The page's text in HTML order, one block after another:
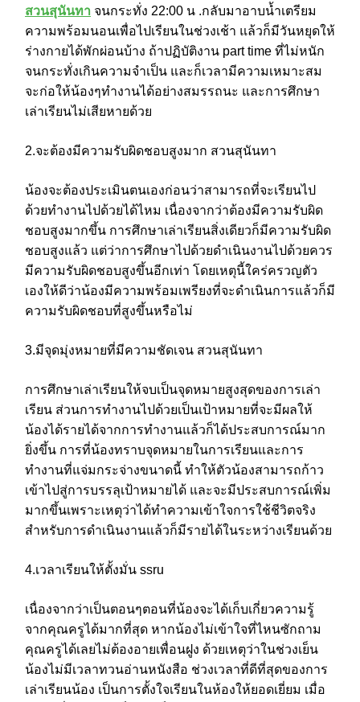
สวนสุนันทา จนกระทั่ง 22:00 น .กลับมาอาบน้ำเตรียม
ความพร้อมนอนเพื่อไปเรียนในช่วงเช้า แล้วก็มีวันหยุดให้
ร่างกายได้พักผ่อนบ้าง ถ้าปฏิบัติงาน part time ที่ไม่หนัก
จนกระทั่งเกินความจำเป็น และก็เวลามีความเหมาะสม
จะก่อให้น้องๆทำงานได้อย่างสมรรถนะ และการศึกษา
เล่าเรียนไม่เสียหายด้วย
2.จะต้องมีความรับผิดชอบสูงมาก สวนสุนันทา
น้องจะต้องประเมินตนเองก่อนว่าสามารถที่จะเรียนไป
ด้วยทำงานไปด้วยได้ไหม เนื่องจากว่าต้องมีความรับผิด
ชอบสูงมากขึ้น การศึกษาเล่าเรียนสิ่งเดียวก็มีความรับผิด
ชอบสูงแล้ว แต่ว่าการศึกษาไปด้วยดำเนินงานไปด้วยควร
มีความรับผิดชอบสูงขึ้นอีกเท่า โดยเหตุนี้ใคร่ครวญตัว
เองให้ดีว่าน้องมีความพร้อมเพรียงที่จะดำเนินการแล้วก็มี
ความรับผิดชอบที่สูงขึ้นหรือไม่
3.มีจุดมุ่งหมายที่มีความชัดเจน สวนสุนันทา
การศึกษาเล่าเรียนให้จบเป็นจุดหมายสูงสุดของการเล่า
เรียน ส่วนการทำงานไปด้วยเป็นเป้าหมายที่จะมีผลให้
น้องได้รายได้จากการทำงานแล้วก็ได้ประสบการณ์มาก
ยิ่งขึ้น การที่น้องทราบจุดหมายในการเรียนและการ
ทำงานที่แจ่มกระจ่างขนาดนี้ ทำให้ตัวน้องสามารถก้าว
เข้าไปสู่การบรรลุเป้าหมายได้ และจะมีประสบการณ์เพิ่ม
มากขึ้นเพราะเหตุว่าได้ทำความเข้าใจการใช้ชีวิตจริง
สำหรับการดำเนินงานแล้วก็มีรายได้ในระหว่างเรียนด้วย
4.เวลาเรียนให้ตั้งมั่น ssru
เนื่องจากว่าเป็นตอนๆตอนที่น้องจะได้เก็บเกี่ยวความรู้
จากคุณครูได้มากที่สุด หากน้องไม่เข้าใจที่ไหนซักถาม
คุณครูได้เลยไม่ต้องอายเพื่อนฝูง ด้วยเหตุว่าในช่วงเย็น
น้องไม่มีเวลาทวนอ่านหนังสือ ช่วงเวลาที่ดีที่สุดของการ
เล่าเรียนน้อง เป็นการตั้งใจเรียนในห้องให้ยอดเยี่ยม เมื่อ